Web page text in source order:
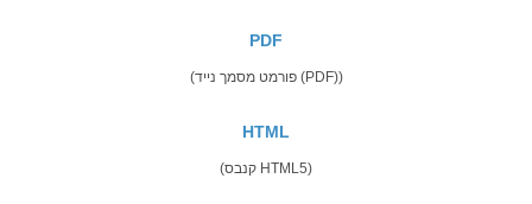
PDF
(פורמט מסמך נייד (PDF))
HTML
(קנבס HTML5)